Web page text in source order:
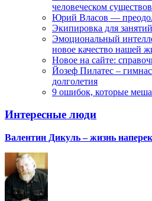
человеческом
Юрий Власов —
Экипировка для
Эмоциональный
новое качество нашей
Новое на сайте:
Йозеф Пилатес –
долголетия
9 ошибок, которые
Интересные люди
Валентин Дикуль – жизнь